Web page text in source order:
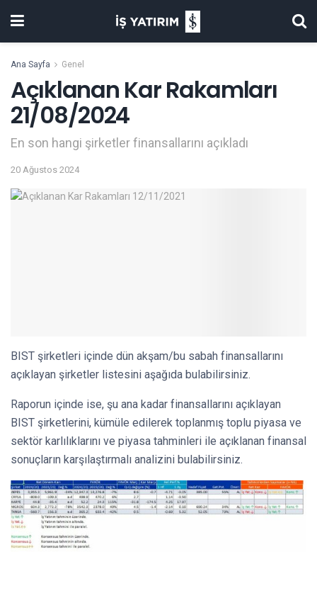
Ana Sayfa Genel
Açıklanan Kar Rakamları
21/08/2024
En son hangi şirketler finansallarını açıkladı
20 Ağustos 2024
BIST şirketleri içinde dün akşam/bu sabah finansallarını
açıklayan şirketler listesini aşağıda bulabilirsiniz.
Raporun içinde ise, şu ana kadar finansallarını açıklayan
BIST şirketlerini, kümüle edilerek toplanmış toplu piyasa ve
sektör karlılıklarını ve piyasa tahminleri ile açıklanan finansal
sonuçların karşılaştırmalı analizini bulabilirsiniz.